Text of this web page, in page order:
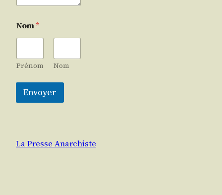
Nom*
Prénom Nom
Envoyer
La Presse Anarchiste